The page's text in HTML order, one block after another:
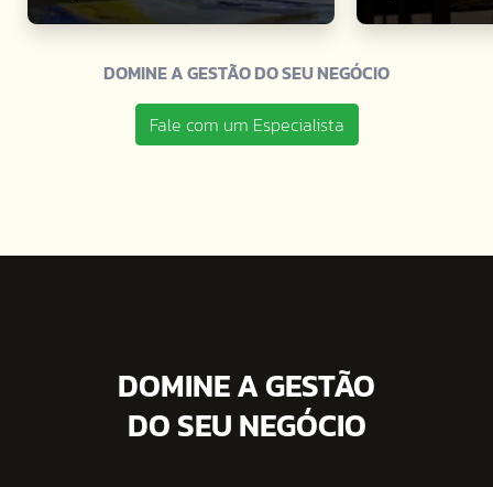
DOMINE A GESTÃO DO SEU NEGÓCIO
Fale com um Especialista
DOMINE A GESTÃO
DO SEU NEGÓCIO